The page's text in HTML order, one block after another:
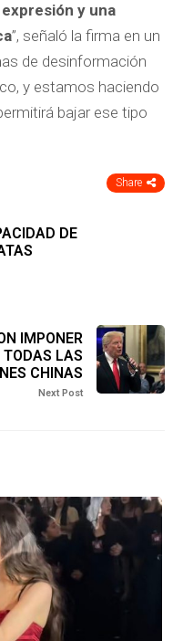
y una
”, señaló la firma en un
de desinformación
y estamos haciendo
bajar ese tipo
Share
DE
IMPONER
LAS
CHINAS
Next Post